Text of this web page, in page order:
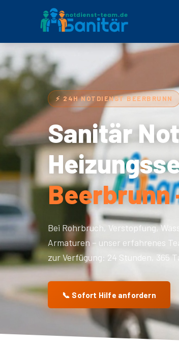
⚡ 24H NOTDIENST BEERBRUNN
Sanitär
Beerbrunn
Bei Rohrbruch, Verstopfung,
Armaturen – unser erfahrenes
zur Verfügung: 24 Stunden, 365
📞 Sofort Hilfe anfordern